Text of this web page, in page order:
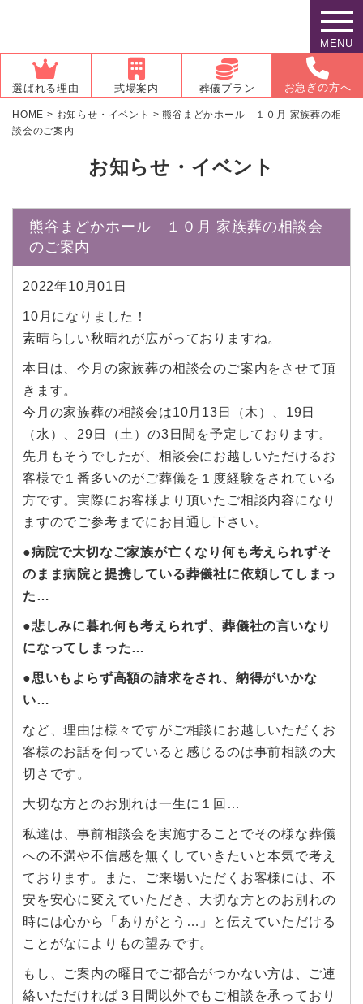
MENU
選ばれる理由 式場案内 葬儀プラン お急ぎの方へ
HOME > お知らせ・イベント >熊谷まどかホール １０月 家族葬の相
談会のご案内
お知らせ・イベント
熊谷まどかホール １０月 家族葬の相談会
のご案内
2022年10月01日
10月になりました！
素晴らしい秋晴れが広がっておりますね。
本日は、今月の家族葬の相談会のご案内をさせて頂
きます。
今月の家族葬の相談会は10月13日（木）、19日
（水）、29日（土）の3日間を予定しております。
先月もそうでしたが、相談会にお越しいただけるお
客様で１番多いのがご葬儀を１度経験をされている
方です。実際にお客様より頂いたご相談内容になり
ますのでご参考までにお目通し下さい。
●病院で大切なご家族が亡くなり何も考えられずそ
のまま病院と提携している葬儀社に依頼してしまっ
た…
●悲しみに暮れ何も考えられず、葬儀社の言いなり
になってしまった…
●思いもよらず高額の請求をされ、納得がいかな
い…
など、理由は様々ですがご相談にお越しいただくお
客様のお話を伺っていると感じるのは事前相談の大
切さです。
大切な方とのお別れは一生に１回…
私達は、事前相談会を実施することでその様な葬儀
への不満や不信感を無くしていきたいと本気で考え
ております。また、ご来場いただくお客様には、不
安を安心に変えていただき、大切な方とのお別れの
時には心から「ありがとう…」と伝えていただける
ことがなによりもの望みです。
もし、ご案内の曜日でご都合がつかない方は、ご連
絡いただければ３日間以外でもご相談を承っており